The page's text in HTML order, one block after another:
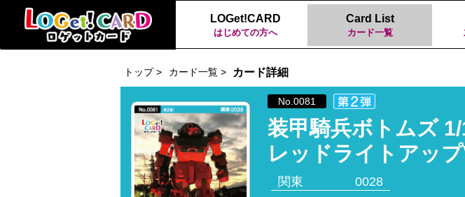
LOGet!CARD
はじめての方へ
Card List
カード一覧
トップ > カード一覧 > カード詳細
No.0081
装甲騎兵ボトムズ
レッドライトアッ
関東
0028